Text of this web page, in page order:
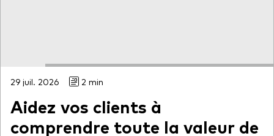
Marché monétaire
29 juil. 2026 2 min
Aidez vos clients à
comprendre toute la valeur de